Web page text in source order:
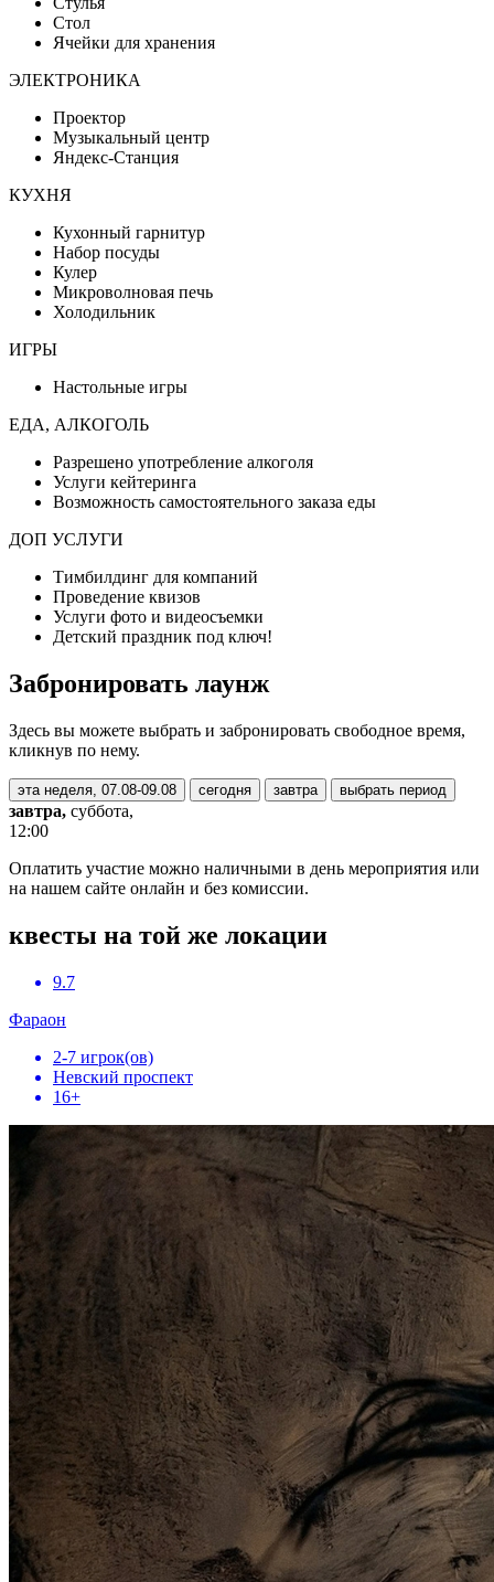
Стол
Ячейки для хранения
ЭЛЕКТРОНИКА
Проектор
Музыкальный центр
Яндекс-Станция
КУХНЯ
Кухонный гарнитур
Набор посуды
Кулер
Микроволновая печь
Холодильник
ИГРЫ
Настольные игры
ЕДА, АЛКОГОЛЬ
Разрешено употребление алкоголя
Услуги кейтеринга
Возможность самостоятельного заказа еды
ДОП УСЛУГИ
Тимбилдинг для компаний
Проведение квизов
Услуги фото и видеосъемки
Детский праздник под ключ!
Забронировать лаунж
Здесь вы можете выбрать и забронировать свободное время,
кликнув по нему.
эта неделя, 07.08-09.08 сегодня завтра выбрать период
завтра, суббота,
12:00
Оплатить участие можно наличными в день мероприятия или
на нашем сайте онлайн и без комиссии.
квесты на той же локации
9.7
Фараон
2-7 игрок(ов)
Невский проспект
16+